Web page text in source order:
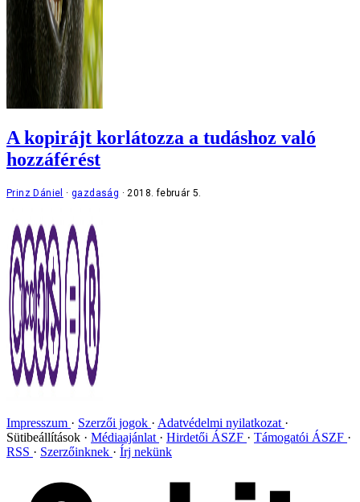
A kopirájt korlátozza a tudáshoz való
hozzáférést
Prinz Dániel gazdaság 2018. február 5.
Impresszum Szerzői jogok
Adatvédelmi nyilatkozat
Sütibeállítások
Médiaajánlat Hirdetői ÁSZF
Támogatói ÁSZF
RSS
Szerzőinknek Írj nekünk